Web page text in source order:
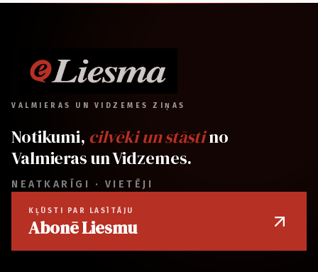
VALMIERAS UN VIDZEMES ZIŅAS
Notikumi, cilvēki un stāstino
Valmieras un Vidzemes.
NEATKARĪGI · VIETĒJI
KĻŪSTI PAR LASĪTĀJU
Abonē Liesmu